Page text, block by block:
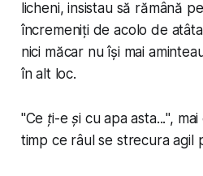
licheni, insistau să rămână
încremeniți de acolo de
nici măcar nu își mai
în alt loc.
"Ce ți-e și cu apa asta...",
timp ce râul se strecura agil